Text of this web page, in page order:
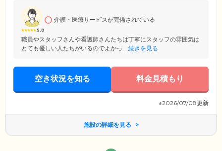
せて、おしゃべりや趣味の活動を楽しんだりと、悠々自適な毎日をお過
ごしください。
5.0
介護・医療サービスが完備されている
職員やスタッフさんや看護師さんたちは丁寧にスタッフの雰囲気は
とても優しい人たちがいるのでよかっ... 続きを見る
空き状況を知る 料金見積もり
※2026/07/08更新
施設の詳細を見る